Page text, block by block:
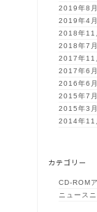
2019年8月
2019年4月
2018年11
2018年7月
2017年11
2017年6月
2016年6月
2015年7月
2015年3月
2014年11
カテゴリー
CD-ROM
ニュース